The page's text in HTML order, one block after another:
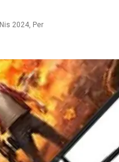
2024, Per